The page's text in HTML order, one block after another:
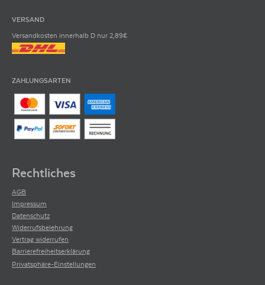
VERSAND
Versandkosten innerhalb D nur 2,89€
ZAHLUNGSARTEN
Rechtliches
AGB
Impressum
Datenschutz
Widerrufsbelehrung
Vertrag widerrufen
Barrierefreiheitserklärung
Privatsphäre-Einstellungen